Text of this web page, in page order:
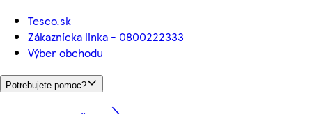
Tesco.sk
Zákaznícka linka - 0800222333
Výber obchodu
Potrebujete pomoc?